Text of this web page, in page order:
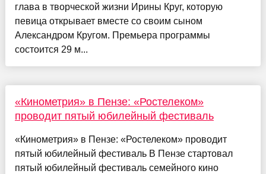
глава в творческой жизни Ирины Круг, которую
певица открывает вместе со своим сыном
Александром Кругом. Премьера программы
состоится 29 м...
«Кинометрия» в Пензе: «Ростелеком»
проводит пятый юбилейный фестиваль
«Кинометрия» в Пензе: «Ростелеком» проводит
пятый юбилейный фестиваль В Пензе стартовал
пятый юбилейный фестиваль семейного кино